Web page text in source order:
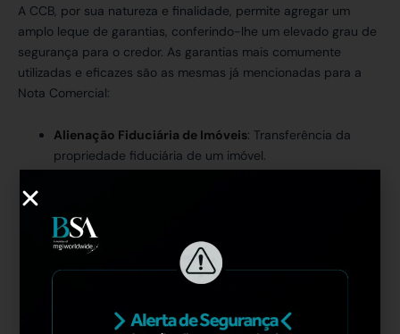
A CCB, por sua natureza e finalidade, permite agregar um
amplo leque de garantias, conferindo-lhe um elevado grau de
segurança para o credor. As garantias mais comumente
utilizadas e eficazes são as mesmas já mencionadas para a
Nota Comercial:
Alienação Fiduciária de Imóveis: Transferência da
propriedade fiduciária de um imóvel.
Aval:Garantia pessoal de terceiro.
Cessão Fiduciária de Recebíveis:Transferência
garantia que merece especial atenção quando o